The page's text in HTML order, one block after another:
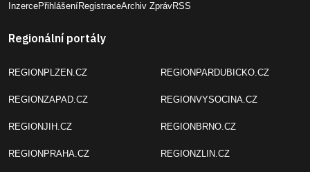
InzercePřihlášeníRegistraceArchiv ZprávRSS
Regionální portály
REGIONPLZEN.CZ
REGIONZAPAD.CZ
REGIONJIH.CZ
REGIONPRAHA.CZ
REGIONPARDUBICKO.CZ
REGIONVYSOCINA.CZ
REGIONBRNO.CZ
REGIONZLIN.CZ